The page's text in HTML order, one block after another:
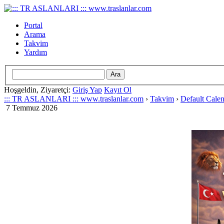
Portal
Arama
Takvim
Yardım
Hoşgeldin, Ziyaretçi: Giriş Yap Kayıt Ol
::: TR ASLANLARI ::: www.traslanlar.com › Takvim › Default
7 Temmuz 2026